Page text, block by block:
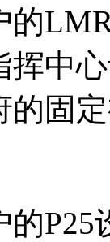
的
中
的固